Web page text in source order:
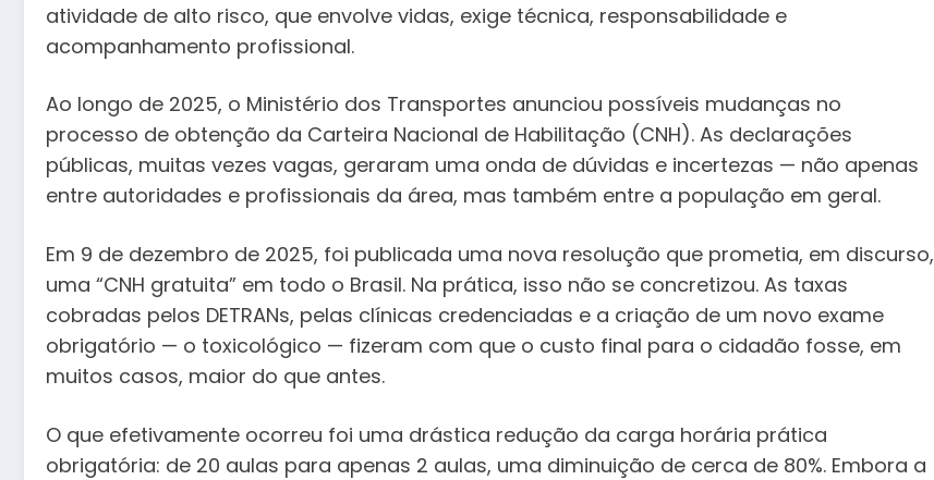
atividade de alto risco, que envolve vidas, exige técnica, responsabilidade e
acompanhamento profissional.
Ao longo de 2025, o Ministério dos Transportes anunciou possíveis mudanças no
processo de obtenção da Carteira Nacional de Habilitação (CNH). As declarações
públicas, muitas vezes vagas, geraram uma onda de dúvidas e incertezas — não apenas
entre autoridades e profissionais da área, mas também entre a população em geral.
Em 9 de dezembro de 2025, foi publicada uma nova resolução que prometia, em discurso,
uma “CNH gratuita” em todo o Brasil. Na prática, isso não se concretizou. As taxas
cobradas pelos DETRANs, pelas clínicas credenciadas e a criação de um novo exame
obrigatório — o toxicológico — fizeram com que o custo final para o cidadão fosse, em
muitos casos, maior do que antes.
O que efetivamente ocorreu foi uma drástica redução da carga horária prática
obrigatória: de 20 aulas para apenas 2 aulas, uma diminuição de cerca de 80%. Embora a